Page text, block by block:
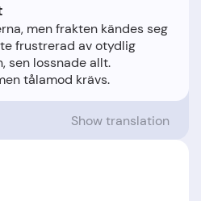
men frakten kändes seg
frustrerad av otydlig
sen lossnade allt.
Show translation